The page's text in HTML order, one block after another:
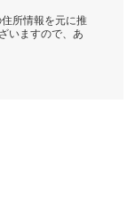
所情報を元に推
いますので、あ